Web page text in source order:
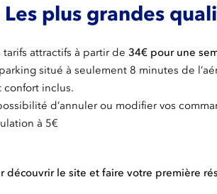
Les plus grandes
tarifs attractifs à partir de 34€ pour une
situé à seulement 8 minutes de
confort inclus.
d’annuler ou modifier vos
à 5€
découvrir le site et faire votre première